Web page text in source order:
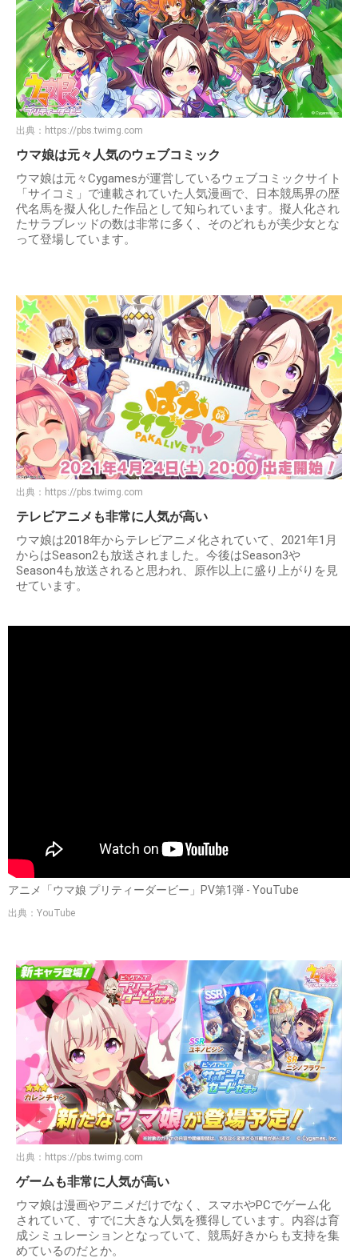
出典： https://pbs.twimg.com
ウマ娘は元々人気のウェブコミック
ウマ娘は元々Cygamesが運営しているウェブコミックサイト
「サイコミ」で連載されていた人気漫画で、日本競馬界の歴
代名馬を擬人化した作品として知られています。擬人化され
たサラブレッドの数は非常に多く、そのどれもが美少女とな
って登場しています。
出典： https://pbs.twimg.com
テレビアニメも非常に人気が高い
ウマ娘は2018年からテレビアニメ化されていて、2021年1月
からはSeason2も放送されました。今後はSeason3や
Season4も放送されると思われ、原作以上に盛り上がりを見
せています。
アニメ「ウマ娘 プリティーダービー」PV第1弾 - YouTube
出典：YouTube
出典： https://pbs.twimg.com
ゲームも非常に人気が高い
ウマ娘は漫画やアニメだけでなく、スマホやPCでゲーム化
されていて、すでに大きな人気を獲得しています。内容は育
成シミュレーションとなっていて、競馬好きからも支持を集
めているのだとか。